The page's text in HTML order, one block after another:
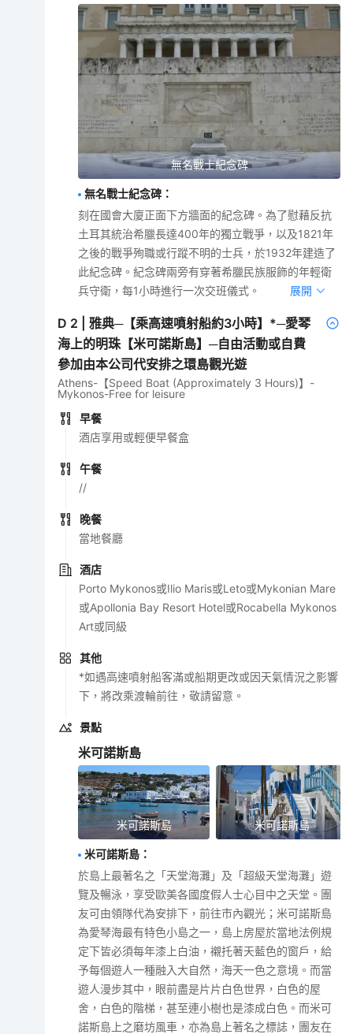
無名戰士紀念碑
無名戰士紀念碑 ：
刻在國會大廈正面下方牆面的紀念碑。為了慰藉反抗
土耳其統治希臘長達400年的獨立戰爭，以及1821年
之後的戰爭殉職或行蹤不明的士兵，於1932年建造了
此紀念碑。紀念碑兩旁有穿著希臘民族服飾的年輕衛
兵守衛，每1小時進行一次交班儀式。
展開
D 2 |雅典─【乘高速噴射船約3小時】*─愛琴
海上的明珠【米可諾斯島】─自由活動或自費
參加由本公司代安排之環島觀光遊
Athens-【Speed Boat (Approximately 3 Hours)】-
Mykonos-Free for leisure
早餐
酒店享用或輕便早餐盒
午餐
//
晚餐
當地餐廳
酒店
Porto Mykonos或Ilio Maris或Leto或Mykonian Mare
或Apollonia Bay Resort Hotel或Rocabella Mykonos
Art或同級
其他
*如遇高速噴射船客滿或船期更改或因天氣情況之影響
下，將改乘渡輪前往，敬請留意。
景點
米可諾斯島
米可諾斯島 米可諾斯島
米可諾斯島 ：
於島上最著名之「天堂海灘」及「超級天堂海灘」遊
覽及暢泳，享受歐美各國度假人士心目中之天堂。團
友可由領隊代為安排下，前往市內觀光；米可諾斯島
為愛琴海最有特色小島之一，島上房屋於當地法例規
定下皆必須每年漆上白油，襯托著天藍色的窗戶，給
予每個遊人一種融入大自然，海天一色之意境。而當
遊人漫步其中，眼前盡是片片白色世界，白色的屋
舍，白色的階梯，甚至連小樹也是漆成白色。而米可
諾斯島上之磨坊風車，亦為島上著名之標誌，團友在